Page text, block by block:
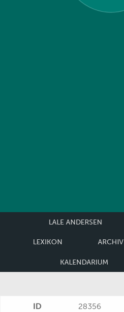
LALE ANDERSEN
LEXIKON ARCHIV
KALENDARIUM
ID 28356